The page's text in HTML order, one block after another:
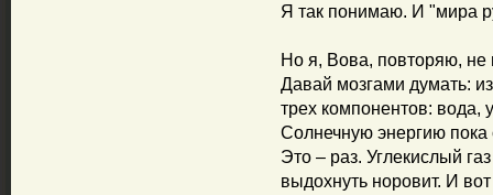
Я так понимаю. И "мира
Но я, Вова, повторяю, не
Давай мозгами думать:
трех компонентов: вода,
Солнечную энергию пока
Это – раз. Углекислый
выдохнуть норовит. И